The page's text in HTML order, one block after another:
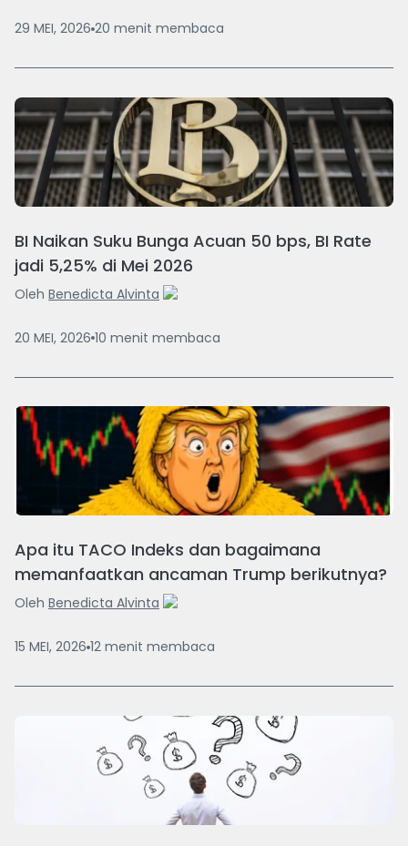
29 MEI, 2026 20 menit membaca
BI Naikan Suku Bunga Acuan 50 bps, BI Rate
jadi 5,25% di Mei 2026
Oleh Benedicta Alvinta
20 MEI, 2026 10 menit membaca
Apa itu TACO Indeks dan bagaimana
memanfaatkan ancaman Trump berikutnya?
Oleh Benedicta Alvinta
15 MEI, 2026 12 menit membaca